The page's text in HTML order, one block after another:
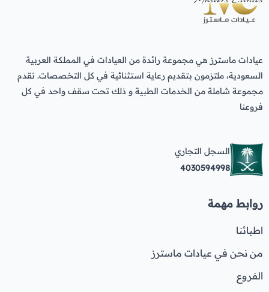
عيادات ماسترز هي مجموعة رائدة من العيادات في المملكة العربية
السعودية، ملتزمون بتقديم رعاية استثنائية في كل التخصصات. نقدم
مجموعة شاملة من الخدمات الطبية و ذلك تحت سقف واحد في كل
فروعنا
السجل التجاري
4030594998
روابط مهمة
اطبائنا
من نحن في عيادات ماسترز
الفروع